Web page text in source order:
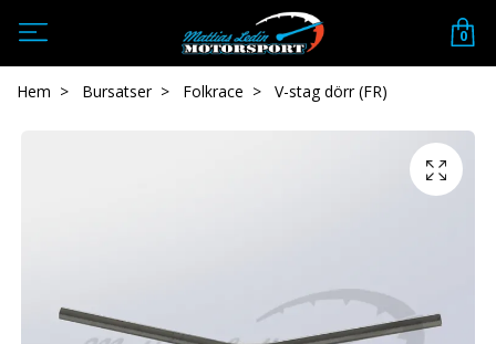
0
Hem Bursatser Folkrace V-stag dörr (FR)